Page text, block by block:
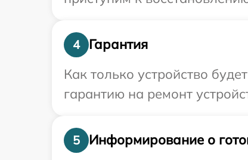
4
Гарантия
Как только устройство
гарантию на ремонт
5
Информирование о